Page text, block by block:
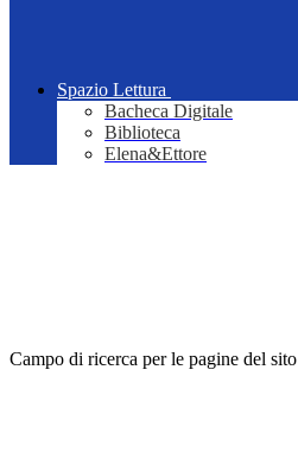
Spazio Lettura
Bacheca Digitale
Biblioteca
Elena&Ettore
Campo di ricerca per le pagine del sito